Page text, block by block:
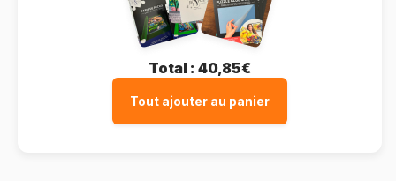
Total : 40,85€
Tout ajouter au panier